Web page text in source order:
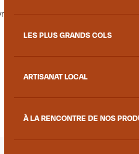
LES PLUS GRANDS COLS
ARTISANAT LOCAL
À LA RENCONTRE DE NOS
2026 au 18 février 2026